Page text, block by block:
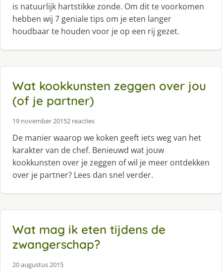
is natuurlijk hartstikke zonde. Om dit te voorkomen
hebben wij 7 geniale tips om je eten langer
houdbaar te houden voor je op een rij gezet.
Wat kookkunsten zeggen over jou
(of je partner)
19 november 20152 reacties
De manier waarop we koken geeft iets weg van het
karakter van de chef. Benieuwd wat jouw
kookkunsten over je zeggen of wil je meer ontdekken
over je partner? Lees dan snel verder.
Wat mag ik eten tijdens de
zwangerschap?
20 augustus 2015